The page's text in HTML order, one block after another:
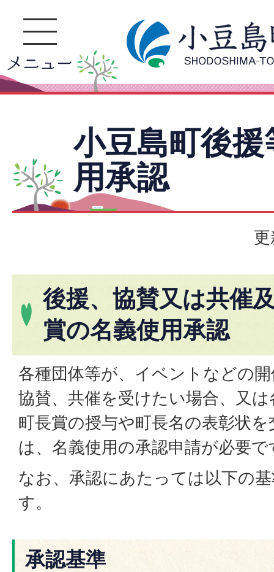
小豆島町後
用承認
後援、協賛又は共催
賞の名義使用承認
各種団体等が、イベントなどの
協賛、共催を受けたい場合、又
町長賞の授与や町長名の表彰状
は、名義使用の承認申請が必要で
なお、承認にあたっては以下の
す。
承認基準